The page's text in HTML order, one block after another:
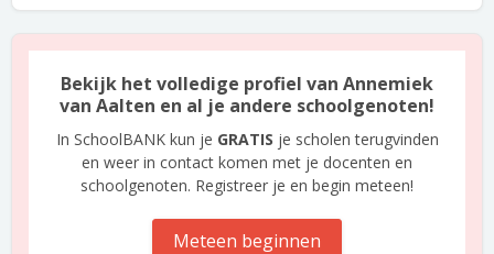
Bekijk het volledige profiel van Annemiek
van Aalten en al je andere schoolgenoten!
In SchoolBANK kun je GRATIS je scholen terugvinden
en weer in contact komen met je docenten en
schoolgenoten. Registreer je en begin meteen!
Meteen beginnen